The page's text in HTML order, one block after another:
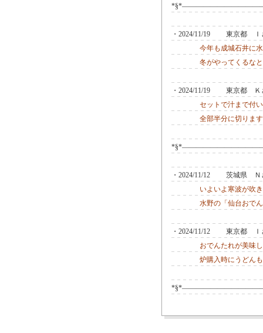
・2024/11/19 東京都 Ｉ
今年も成城石井に
冬がやってくるな
・2024/11/19 東京都 Ｋ
セットで汁まで付
全部半分に切りま
・2024/11/12 茨城県 Ｎ
いよいよ寒波が吹
水野の「仙台おで
・2024/11/12 東京都 Ｉ
おでんたれが美味
炉購入時にうどん